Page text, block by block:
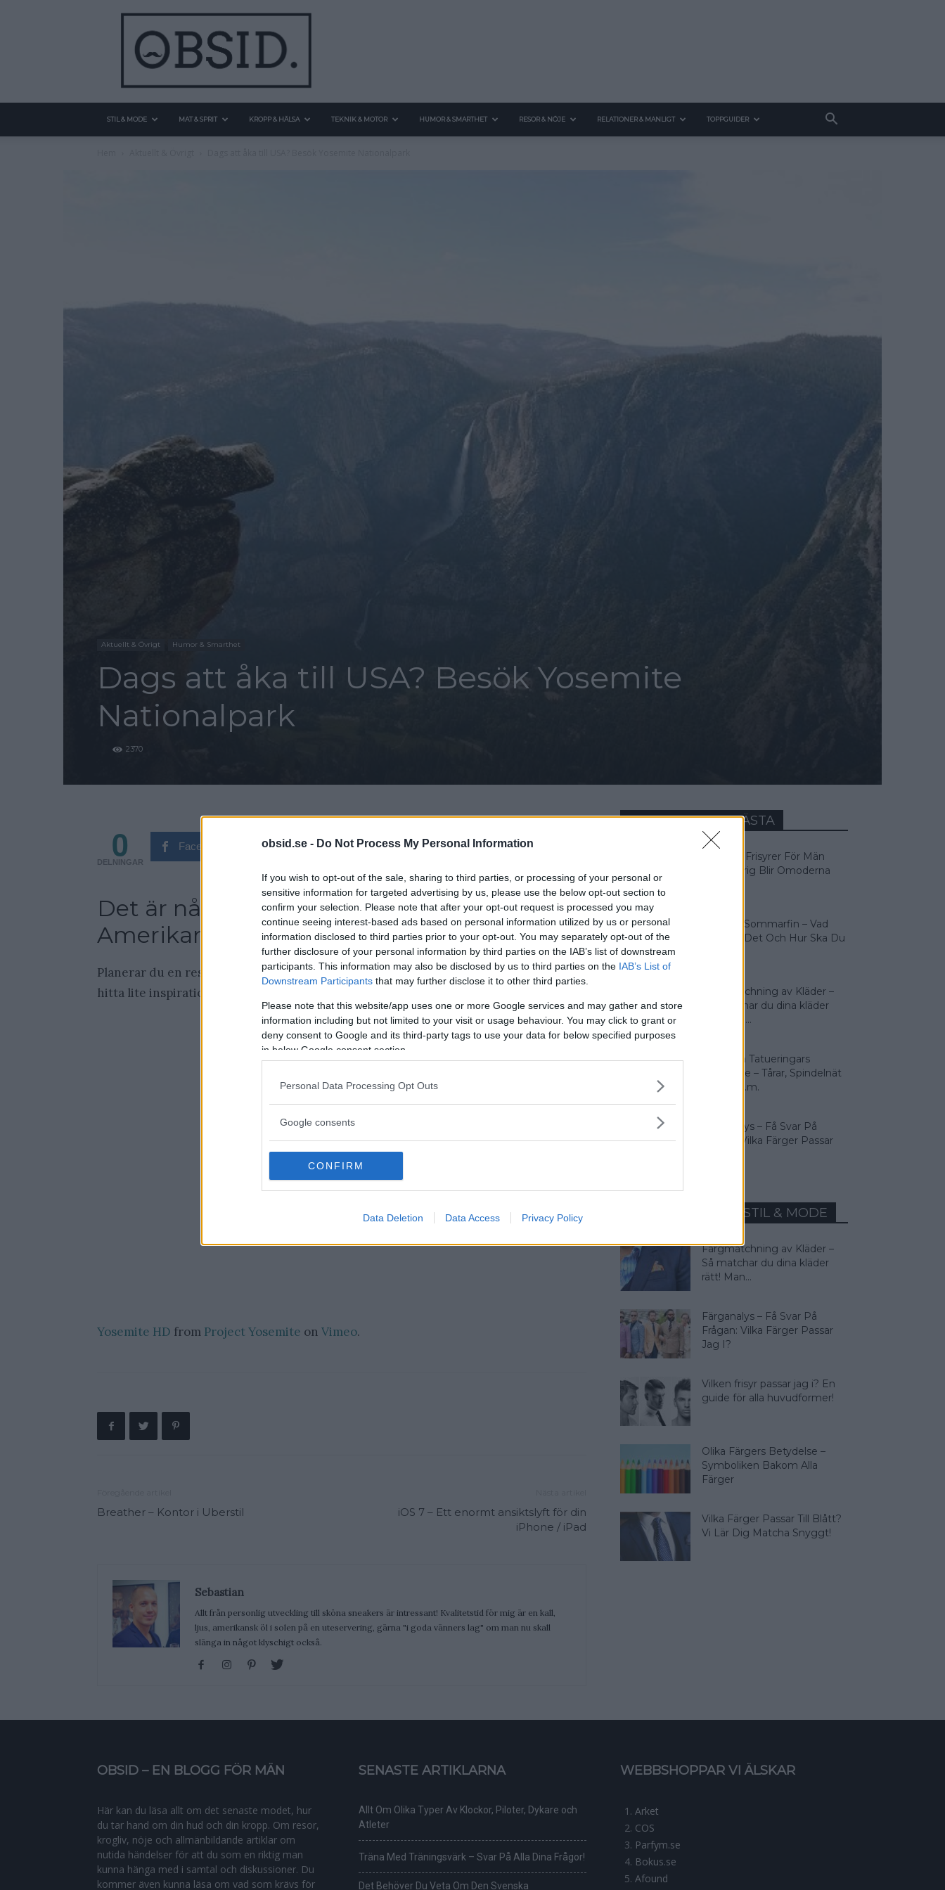
obsid.se - Do Not Process My Personal Information
If you wish to opt-out of the sale, sharing to third parties, or processing of your personal or
sensitive information for targeted advertising by us, please use the below opt-out section to
confirm your selection. Please note that after your opt-out request is processed you may
continue seeing interest-based ads based on personal information utilized by us or personal
information disclosed to third parties prior to your opt-out. You may separately opt-out of the
further disclosure of your personal information by third parties on the IAB’s list of downstream
participants. This information may also be disclosed by us to third parties on the IAB’s List of
Downstream Participants that may further disclose it to other third parties.
Please note that this website/app uses one or more Google services and may gather and store
information including but not limited to your visit or usage behaviour. You may click to grant or
deny consent to Google and its third-party tags to use your data for below specified purposes
in below Google consent section.
Personal Data Processing Opt Outs
Google consents
CONFIRM
Data Deletion Data Access Privacy Policy
STIL & MODE MAT & SPRIT KROPP & HÄLSA TEKNIK & MOTOR HUMOR & SMARTHET RESOR & NÖJE RELATIONER & MANLIGT TOPPGUIDER
Aktuellt & Övrigt Humor & Smarthet
Dags att åka till USA? Besök Yosemite
Nationalpark
2370
0
DELNINGAR
Facebook Twitter
Det är något magiskt med den
Amerikanska vildmarken
Planerar du en resa till USA men har inte din resplan klar ännu? Då kan du troligtvis
hitta lite inspiration i detta timelapse från Yosemite Nationalpark.
Yosemite HD from Project Yosemite on Vimeo.
Breather – Kontor i Uberstil
iOS 7 – Ett enormt ansiktslyft för din
iPhone / iPad
Sebastian
Allt från personlig utveckling till sköna sneakers är intressant! Kvalitetstid för mig är en kall,
ljus, amerikansk öl i solen på en uteservering, gärna "i goda vänners lag" om man nu skall
slänga in något klyschigt också.
VECKANS MEST LÄSTA
5 Tidlösa Frisyrer För Män
Som Aldrig Blir Omoderna
Klädkod Sommarfin – Vad
Betyder Det Och Hur Ska Du
Färgmatchning av Kläder –
Så matchar du dina kläder
rätt! Man...
9 Vanliga Tatueringars
Betydelse – Tårar, Spindelnät
Svalor m.m.
Färganalys – Få Svar På
Frågan: Vilka Färger Passar
MEST LÄST INOM STIL & MODE
Färgmatchning av Kläder –
Så matchar du dina kläder
rätt! Man...
Färganalys – Få Svar På
Frågan: Vilka Färger Passar
Jag I?
Vilken frisyr passar jag i? En
guide för alla huvudformer!
Olika Färgers Betydelse –
Symboliken Bakom Alla
Färger
Vilka Färger Passar Till Blått?
Vi Lär Dig Matcha Snyggt!
OBSID – EN BLOGG FÖR MÄN
Här kan du läsa allt om det senaste modet, hur
du tar hand om din hud och din kropp. Om resor,
krogliv, nöje och allmänbildande artiklar om
nutida händelser för att du som en riktig man
kunna hänga med i samtal och diskussioner. Du
kommer även kunna läsa om vad som krävs för
SENASTE ARTIKLARNA
Allt Om Olika Typer Av Klockor, Piloter, Dykare och
Atleter
Träna Med Träningsvärk – Svar På Alla Dina Frågor!
Det Behöver Du Veta Om Den Svenska
WEBBSHOPPAR VI ÄLSKAR
Arket
COS
Parfym.se
Bokus.se
Afound